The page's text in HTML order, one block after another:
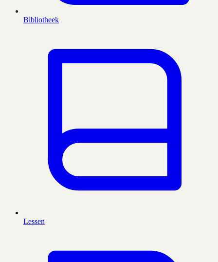
Bibliotheek
Lessen